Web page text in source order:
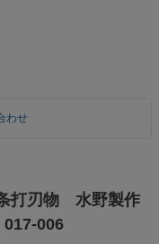
わせ
打刃物 水野製作
006